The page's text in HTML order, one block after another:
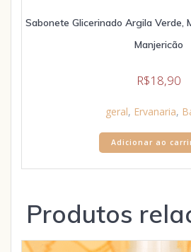
Sabonete Glicerinado Argila Verde,
Manjericão
R$18,90
geral, Ervanaria,
Adicionar ao
Produtos